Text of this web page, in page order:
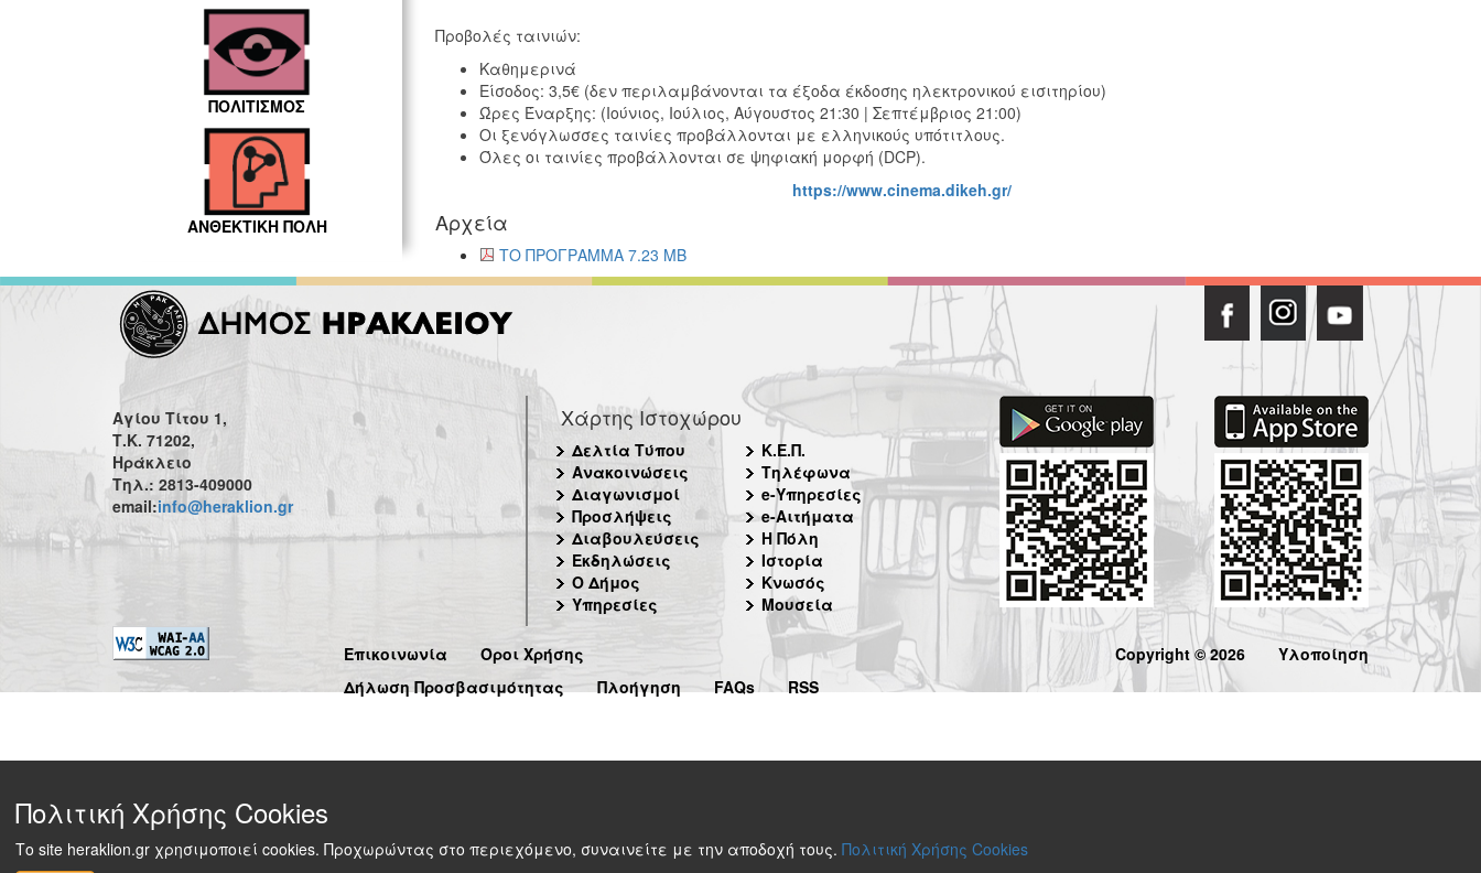
ΠΟΛΙΤΙΣΜΟΣ
ΑΝΘΕΚΤΙΚΗ ΠΟΛΗ
Προβολές ταινιών:
Καθημερινά
Είσοδος: 3,5€ (δεν περιλαμβάνονται τα έξοδα έκδοσης ηλεκτρονικού εισιτηρίου)
Ώρες Έναρξης: (Ιούνιος, Ιούλιος, Αύγουστος 21:30 | Σεπτέμβριος 21:00)
Οι ξενόγλωσσες ταινίες προβάλλονται με ελληνικούς υπότιτλους.
Όλες οι ταινίες προβάλλονται σε ψηφιακή μορφή (DCP).
https://www.cinema.dikeh.gr/
Αρχεία
ΤΟ ΠΡΟΓΡΑΜΜΑ 7.23 MB
Αγίου Τίτου 1,
Τ.Κ. 71202,
Ηράκλειο
Τηλ.: 2813-409000
email:info@heraklion.gr
Χάρτης Ιστοχώρου
Δελτία Τύπου
Ανακοινώσεις
Διαγωνισμοί
Προσλήψεις
Διαβουλεύσεις
Εκδηλώσεις
Ο Δήμος
Υπηρεσίες
Κ.Ε.Π.
Τηλέφωνα
e-Υπηρεσίες
e-Αιτήματα
Η Πόλη
Ιστορία
Κνωσός
Μουσεία
Επικοινωνία
Όροι Χρήσης
Δήλωση Προσβασιμότητας
Πλοήγηση FAQs RSS
Copyright © 2026 Υλοποίηση
Πολιτική Χρήσης Cookies
Το site heraklion.gr χρησιμοποιεί cookies. Προχωρώντας στο περιεχόμενο, συναινείτε με την αποδοχή τους. Πολιτική Χρήσης Cookies